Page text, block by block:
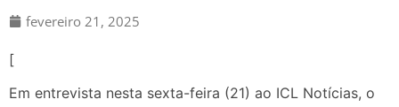
fevereiro 21, 2025
[
Em entrevista nesta sexta-feira (21) ao ICL Notícias, o